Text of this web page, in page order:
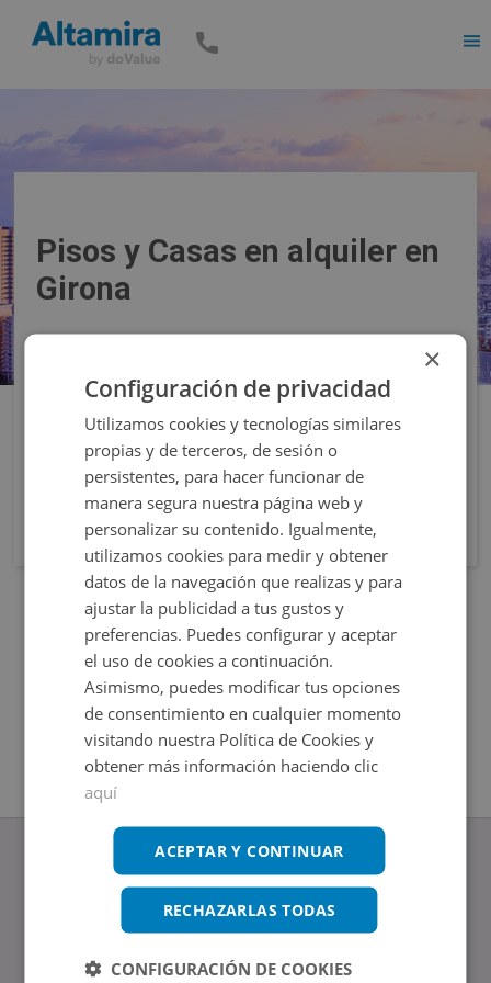
Pisos y Casas en alquiler en
Girona
Filtros
www.altamirainmuebles.com
Edificio Skylight
Avenida de Manoteras 14-16, 28050, Madrid
×
Configuración de privacidad
Utilizamos cookies y tecnologías similares
propias y de terceros, de sesión o
persistentes, para hacer funcionar de
manera segura nuestra página web y
personalizar su contenido. Igualmente,
utilizamos cookies para medir y obtener
datos de la navegación que realizas y para
ajustar la publicidad a tus gustos y
preferencias. Puedes configurar y aceptar
el uso de cookies a continuación.
Asimismo, puedes modificar tus opciones
de consentimiento en cualquier momento
visitando nuestra Política de Cookies y
obtener más información haciendo clic
aquí
ACEPTAR Y CONTINUAR
RECHAZARLAS TODAS
CONFIGURACIÓN DE COOKIES